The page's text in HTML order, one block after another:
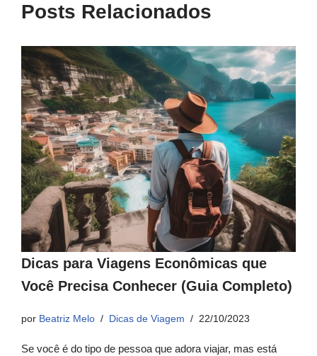
Posts Relacionados
Dicas para Viagens Econômicas que
Você Precisa Conhecer (Guia Completo)
por Beatriz Melo Dicas de Viagem 22/10/2023
Se você é do tipo de pessoa que adora viajar, mas está